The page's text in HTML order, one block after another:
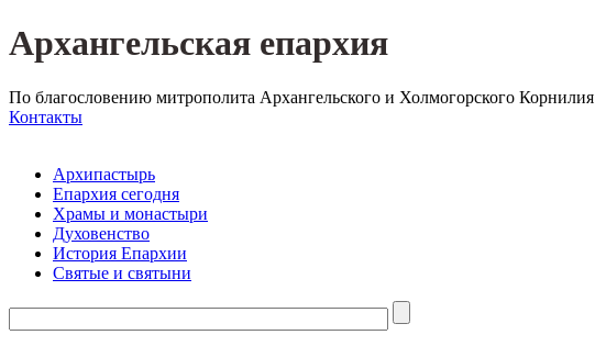
Архангельская епархия
По благословению митрополита Архангельского и Холмогорского Корнилия
Контакты
Архипастырь
Епархия сегодня
Храмы и монастыри
Духовенство
История Епархии
Святые и святыни